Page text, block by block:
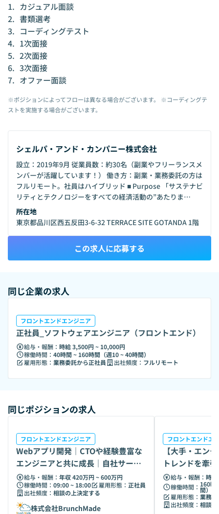
カジュアル面談
書類選考
コーディングテスト
1次面接
2次面接
3次面接
オファー面談
※ポジションによってフローは異なる場合がございます。 ※コーディングテ
ストを実施する場合がございます。
シェルパ・アンド・カンパニー株式会社
設立：2019年9月 従業員数：約30名（副業やフリーランスメ
ンバーが活躍しています！） 働き方：副業・業務委託の方は
フルリモート。社員はハイブリッド ■ Purpose 「サステナビ
リティとテクノロジーをすべての経済活動の”あたりま
え”に」 未曾有の危機に瀕する地球環境や、COVID-19が浮き
彫りにした格差・人権問題は、これまで市場経済の外にあっ
た環境価値や社会価値、人的価値を内に組み込むことの大切
び悩むGDP、世界最高の高齢化率を乗り越え、 再び世界で戦
うための経済成長と真に持続可能な社会を実現するには、 気
り込み、 中長期的に儲かるポジショニングやビジネスモデル
を迷わずに登るためには、信頼できるコンパスが必要です。
そのコンパスすら不確かな世界で、正しい方向へ進むため
の”道標”となるのが、曖昧だったこれらの価値を定量化・可
視化し、証明することができるテクノロジーだと我々は考え
ています。 日本経済を支える企業に寄り添い、あらゆるステ
テクノロジーを全ての経済活動の”あたりまえ”に」 この新し
ーの力で加速する」 働き方改革によって労働時間は減少する
の最新情報をキャッチアップし、各事業部とコミュニケーシ
ョンしながら、中長期的な企業価値の向上を実現するESG経
営を行う必要に迫られています。 「未来に向けた高付加価値
なESG推進作業に企業がリソースを割ける環境を作りた
い」、そう考えた我々は、ESG情報開示・管理領域の様々な
負を解決するスタートアップとして、テクノロジーを用いた
ESG経営のベストプラクティスの確立を目指します。
所在地
東京都品川区西五反田3-6-32 TERRACE SITE GOTANDA 1階
この求人に応募する
同じ企業の求人
フロントエンドエンジニア
正社員_ソフトウェアエンジニア（フロントエンド）
給与・報酬： 時給 3,500円 ~ 10,000円
稼働時間： 40時間 ~ 160時間（週10 ~ 40時間）
雇用形態： 業務委託から正社員 出社頻度： フルリモート
同じポジションの求人
フロントエンドエンジニア
Webアプリ開発｜CTOや経験豊富な
エンジニアと共に成長｜自社サービ
スにも挑戦
給与・報酬： 年収 420万円 ~ 600万円
稼働時間： 09:00 ~ 18:00 雇用形態： 正社員
出社頻度： 相談の上決定する
株式会社BrunchMade
フロントエンドエ
【大手・エン
トレンドを牽
エンジニア募
給与・報酬： 時
稼働時間： 160時
間）
雇用形態： 業務委
出社頻度： 相談